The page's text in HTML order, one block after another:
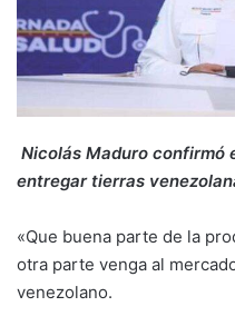
Nicolás Maduro confirmó
entregar tierras
«Que buena parte de la
otra parte venga al
venezolano.